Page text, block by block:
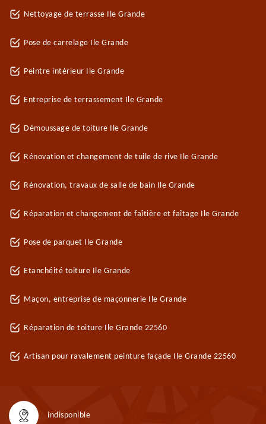
Nettoyage de terrasse Ile Grande
Pose de carrelage Ile Grande
Peintre intérieur Ile Grande
Entreprise de terrassement Ile Grande
Démoussage de toiture Ile Grande
Rénovation et changement de tuile de rive Ile Grande
Rénovation, travaux de salle de bain Ile Grande
Réparation et changement de faîtière et faîtage Ile Grande
Pose de parquet Ile Grande
Etanchéité toiture Ile Grande
Maçon, entreprise de maçonnerie Ile Grande
Réparation de toiture Ile Grande 22560
Artisan pour ravalement peinture façade Ile Grande 22560
indisponible